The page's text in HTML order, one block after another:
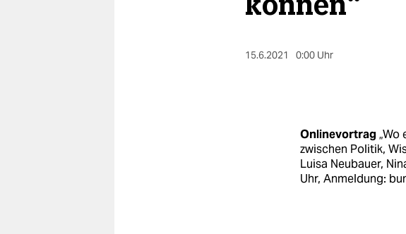
15.6.2021 0:00 Uhr
Onlinevortrag „Wo
zwischen Politik,
Luisa Neubauer,
Uhr, Anmeldung: